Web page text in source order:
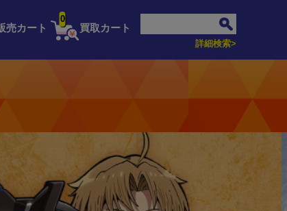
売カート 買取カート
0
詳細検索>